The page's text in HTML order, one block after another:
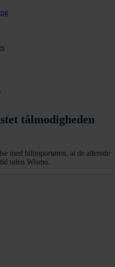
tålmodigheden
med bilimportøren, at de allerede
uden Wismo.